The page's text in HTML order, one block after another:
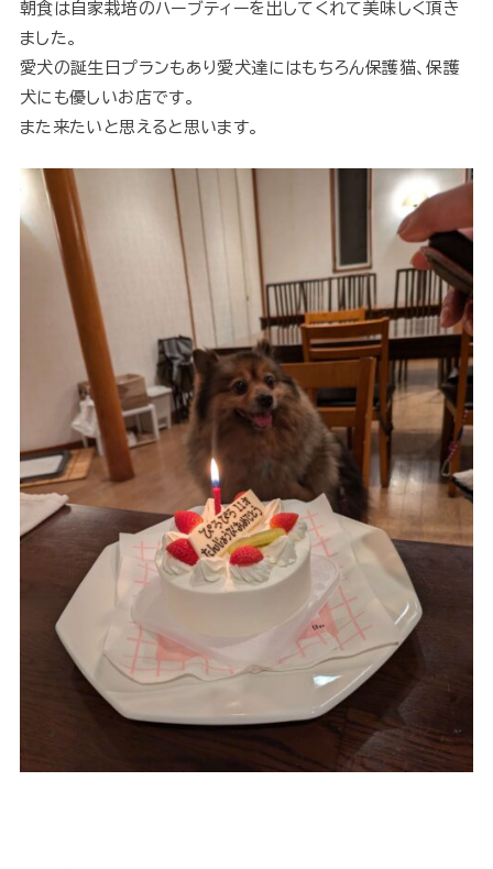
朝食は自家栽培のハーブティーを出してくれて美味しく頂き
ました。
愛犬の誕生日プランもあり愛犬達にはもちろん保護猫、保護
犬にも優しいお店です。
また来たいと思えると思います。